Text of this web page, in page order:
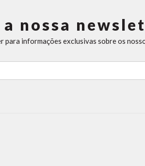
a nossa
para informações exclusivas sobre os